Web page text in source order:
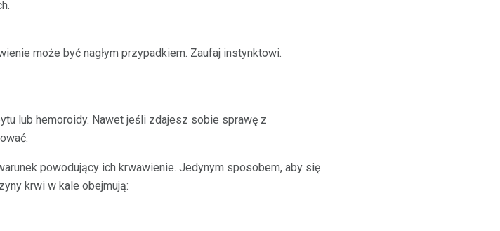
może być nagłym przypadkiem. Zaufaj instynktowi.
lub hemoroidy. Nawet jeśli zdajesz sobie sprawę z
powodujący ich krwawienie. Jedynym sposobem, aby się
krwi w kale obejmują: